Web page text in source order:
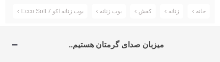
خانه زنانه کفش بوت زنانه بوت زنانه اکو Ecco Soft 7
میزبان صدای گرمتان هستیم..